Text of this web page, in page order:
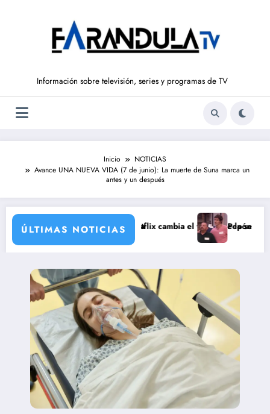
Información sobre televisión, series y programas de TV
Inicio
NOTICIAS
Avance UNA NUEVA VIDA (7 de junio): La muerte de Suna marca un
antes y un después
ÚLTIMAS NOTICIAS
en la gran antagonista
temporada y Netflix cambia el futuro de la seriePepón y Edu caen en